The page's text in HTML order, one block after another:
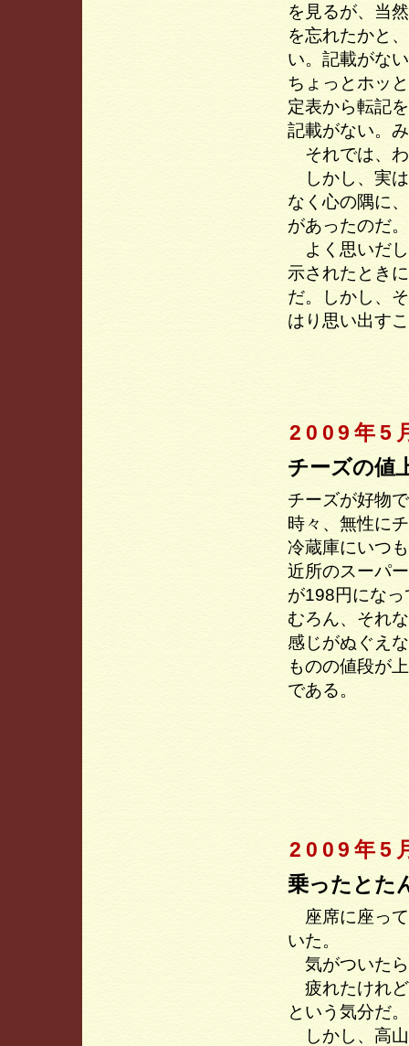
を見るが、当
を忘れたかと
い。記載がな
ちょっとホッ
定表から転記
記載がない。
それでは、わ
しかし、実は
なく心の隅に
があったのだ。
よく思いだし
示されたとき
だ。しかし、
はり思い出す
2009年5
チーズの値
チーズが好物
時々、無性に
冷蔵庫にいつ
近所のスーパ
が198円になっ
むろん、それ
感じがぬぐえ
ものの値段が
である。
2009年5
乗ったとた
座席に座って
いた。
気がついた
疲れたけれど
という気分だ。
しかし、高山